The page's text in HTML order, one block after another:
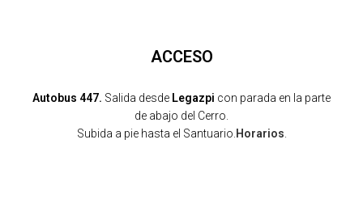
ACCESO
Autobus 447. Salida desde Legazpi con parada en la parte
de abajo del Cerro.
Subida a pie hasta el Santuario. Horarios